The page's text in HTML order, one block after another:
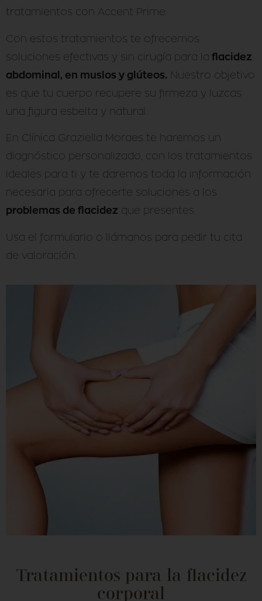
tratamientos con Accent Prime.
Con estos tratamientos te ofrecemos
soluciones efectivas y sin cirugía para la flacidez
abdominal, en muslos y glúteos. Nuestro objetivo
es que tu cuerpo recupere su firmeza y luzcas
una figura esbelta y natural.
En Clínica Graziella Moraes te haremos un
diagnóstico personalizado, con los tratamientos
ideales para ti y te daremos toda la información
necesaria para ofrecerte soluciones a los
problemas de flacidez que presentes.
Usa el formulario o llámanos para pedir tu cita
de valoración.
Tratamientos para la flacidez
corporal